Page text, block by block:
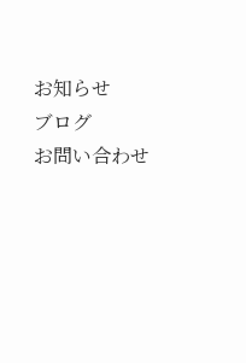
お知らせ
ブログ
お問い合わせ